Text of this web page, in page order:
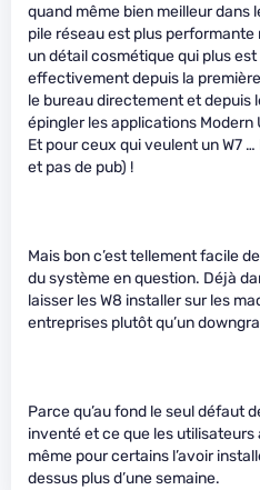
quand même bien meilleur dans
pile réseau est plus performante
un détail cosmétique qui plus
effectivement depuis la
le bureau directement et depuis
épingler les applications Modern
Et pour ceux qui veulent un W7
et pas de pub) !
Mais bon c’est tellement facile
du système en question. Déjà
laisser les W8 installer sur les
entreprises plutôt qu’un
Parce qu’au fond le seul défaut
inventé et ce que les
même pour certains l’avoir
dessus plus d’une semaine.